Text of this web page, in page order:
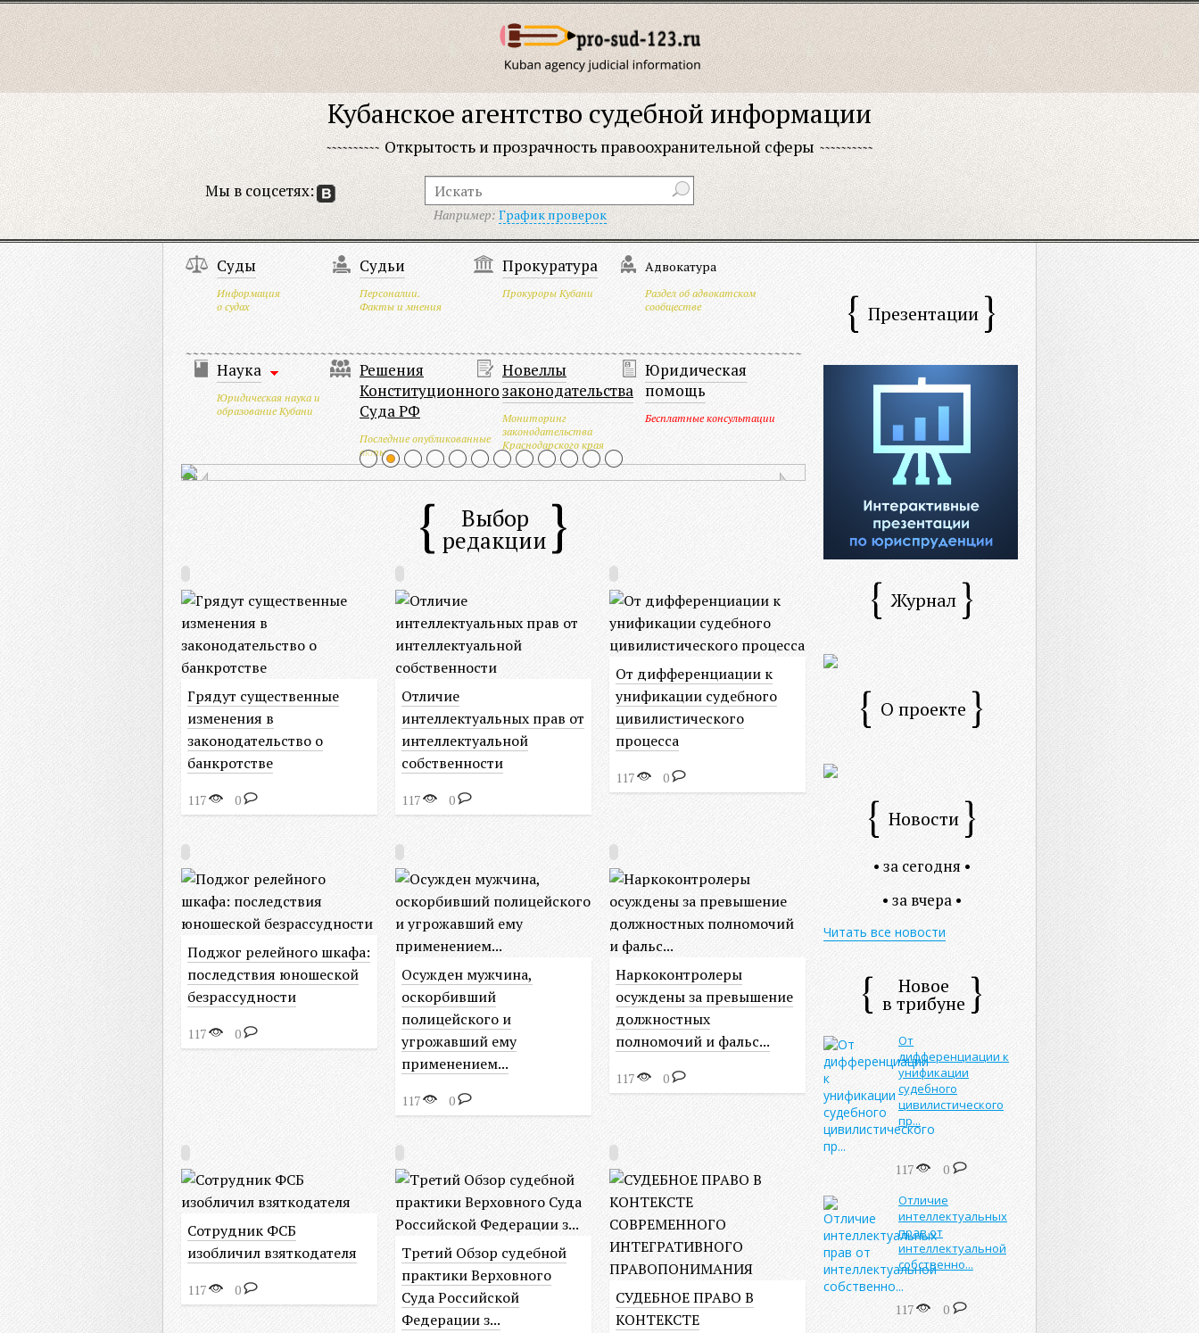
Кубанское агентство судебной информации
Открытость и прозрачность правоохранительной сферы
Мы в соцсетях:
Например:График проверок
Суды
Информация
о судах
Судьи
Персоналии.
Факты и мнения
Прокуратура
Прокуроры Кубани
Адвокатура
Раздел об адвокатском
сообществе
Наука
Юридическая наука и
образование Кубани
Решения
Конституционного
Суда РФ
Последние опубликованные
акты
Новеллы
законодательства
Мониторинг
законодательства
Краснодарского края
Юридическая
помощь
Бесплатные консультации
Наука и образование на
юридическом факультете КубГУ
Выбор
редакции
Грядут существенные
изменения в
законодательство о
банкротстве
117 0
Отличие
интеллектуальных прав от
интеллектуальной
собственности
117 0
От дифференциации к
унификации судебного
цивилистического
процесса
117 0
Поджог релейного шкафа:
последствия юношеской
безрассудности
117 0
Осужден мужчина,
оскорбивший
полицейского и
угрожавший ему
применением...
117 0
Наркоконтролеры
осуждены за превышение
должностных
полномочий и фальс...
117 0
Сотрудник ФСБ
изобличил взяткодателя
117 0
Третий Обзор судебной
практики Верховного
Суда Российской
Федерации з...
СУДЕБНОЕ ПРАВО В
КОНТЕКСТЕ
Презентации
Журнал
О проекте
Новости
• за сегодня •
• за вчера •
Читать все новости
Новое
в трибуне
От
дифференциации к
унификации
судебного
цивилистического
пр...
117 0
Отличие
интеллектуальных
прав от
интеллектуальной
собственно...
117 0